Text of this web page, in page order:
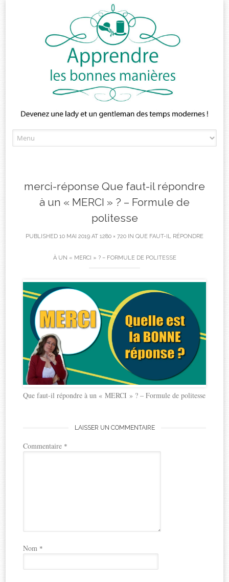
to
merci-réponse Que faut-il répondre
à un « MERCI » ? – Formule de
politesse
PUBLISHED 10 MAI 2019 AT 1280 × 720 IN QUE FAUT-IL RÉPONDRE
À UN « MERCI » ? – FORMULE DE POLITESSE
Que faut-il répondre à un « MERCI » ? – Formule de politesse
LAISSER UN COMMENTAIRE
Commentaire *
Nom *